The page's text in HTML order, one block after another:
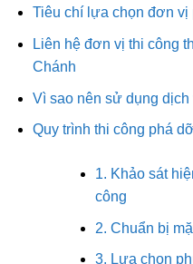
Tiêu chí lựa chọn đơn vị
Liên hệ đơn vị thi công
Chánh
Vì sao nên sử dụng
Quy trình thi công phá
1. Khảo sát
công
2. Chuẩn bị
3. Lựa chọn